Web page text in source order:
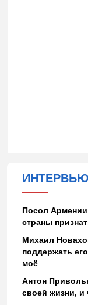
ИНТЕРВЬЮ
Посол
страны
Михаил
поддержать
моё
Антон
своей жизни, и